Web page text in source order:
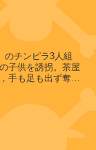
子供を誘拐。茶屋
手も足も出ず奪わ